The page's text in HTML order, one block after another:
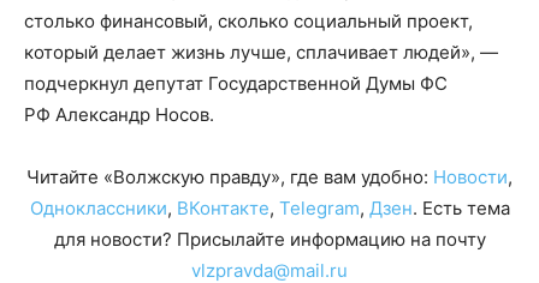
столько финансовый, сколько социальный проект,
который делает жизнь лучше, сплачивает людей», —
подчеркнул депутат Государственной Думы ФС
РФ Александр Носов.
Читайте «Волжскую правду», где вам удобно: Новости,
Одноклассники, ВКонтакте, Telegram, Дзен. Есть тема
для новости? Присылайте информацию на почту
vlzpravda@mail.ru